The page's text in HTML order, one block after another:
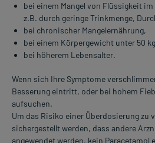
bei einem Mangel von Flüssigkeit
z.B. durch geringe Trinkmenge,
bei chronischer Mangelernährung,
bei einem Körpergewicht unter 50
bei höherem Lebensalter.
Wenn sich Ihre Symptome
Besserung eintritt, oder bei hohem
aufsuchen.
Um das Risiko einer Überdosierung zu
sichergestellt werden, dass andere
angewendet werden, kein Paracetamol